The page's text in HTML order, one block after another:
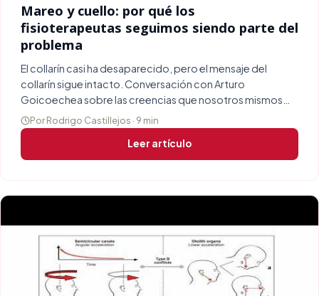
Mareo y cuello: por qué los
fisioterapeutas seguimos siendo parte del
problema
El collarín casi ha desaparecido, pero el mensaje del
collarín sigue intacto. Conversación con Arturo
Goicoechea sobre las creencias que nosotros mismos
alimentamos en el paciente con mareo.
Por Rodrigo Castillejos · 9 min
Leer artículo